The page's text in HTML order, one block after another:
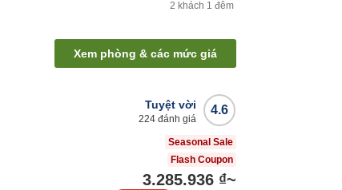
2 khách 1 đêm
Xem phòng & các mức giá
4.6
Tuyệt vời
224 đánh giá
Seasonal Sale
Flash Coupon
3.285.936 ₫~